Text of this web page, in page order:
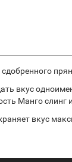
вкус
Манго
вкус